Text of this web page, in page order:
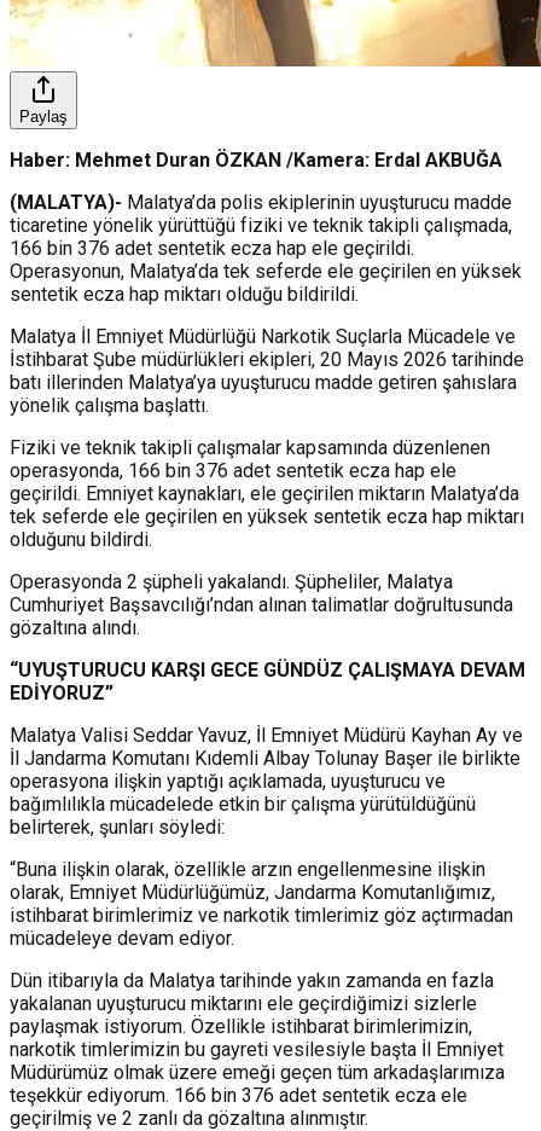
Paylaş
Haber: Mehmet Duran ÖZKAN /Kamera: Erdal AKBUĞA
(MALATYA)- Malatya’da polis ekiplerinin uyuşturucu madde
ticaretine yönelik yürüttüğü fiziki ve teknik takipli çalışmada,
166 bin 376 adet sentetik ecza hap ele geçirildi.
Operasyonun, Malatya’da tek seferde ele geçirilen en yüksek
sentetik ecza hap miktarı olduğu bildirildi.
Malatya İl Emniyet Müdürlüğü Narkotik Suçlarla Mücadele ve
İstihbarat Şube müdürlükleri ekipleri, 20 Mayıs 2026 tarihinde
batı illerinden Malatya’ya uyuşturucu madde getiren şahıslara
yönelik çalışma başlattı.
Fiziki ve teknik takipli çalışmalar kapsamında düzenlenen
operasyonda, 166 bin 376 adet sentetik ecza hap ele
geçirildi. Emniyet kaynakları, ele geçirilen miktarın Malatya’da
tek seferde ele geçirilen en yüksek sentetik ecza hap miktarı
olduğunu bildirdi.
Operasyonda 2 şüpheli yakalandı. Şüpheliler, Malatya
Cumhuriyet Başsavcılığı’ndan alınan talimatlar doğrultusunda
gözaltına alındı.
“UYUŞTURUCU KARŞI GECE GÜNDÜZ ÇALIŞMAYA DEVAM
EDİYORUZ”
Malatya Valisi Seddar Yavuz, İl Emniyet Müdürü Kayhan Ay ve
İl Jandarma Komutanı Kıdemli Albay Tolunay Başer ile birlikte
operasyona ilişkin yaptığı açıklamada, uyuşturucu ve
bağımlılıkla mücadelede etkin bir çalışma yürütüldüğünü
belirterek, şunları söyledi:
“Buna ilişkin olarak, özellikle arzın engellenmesine ilişkin
olarak, Emniyet Müdürlüğümüz, Jandarma Komutanlığımız,
istihbarat birimlerimiz ve narkotik timlerimiz göz açtırmadan
mücadeleye devam ediyor.
Dün itibarıyla da Malatya tarihinde yakın zamanda en fazla
yakalanan uyuşturucu miktarını ele geçirdiğimizi sizlerle
paylaşmak istiyorum. Özellikle istihbarat birimlerimizin,
narkotik timlerimizin bu gayreti vesilesiyle başta İl Emniyet
Müdürümüz olmak üzere emeği geçen tüm arkadaşlarımıza
teşekkür ediyorum. 166 bin 376 adet sentetik ecza ele
geçirilmiş ve 2 zanlı da gözaltına alınmıştır.